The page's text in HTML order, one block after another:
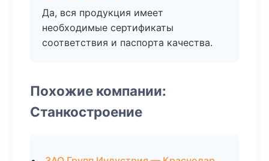
Да, вся продукция имеет
необходимые сертификаты
соответствия и паспорта качества.
Похожие компании:
Станкостроение